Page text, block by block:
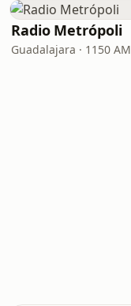
Radio Metrópoli
Guadalajara · 1150 AM